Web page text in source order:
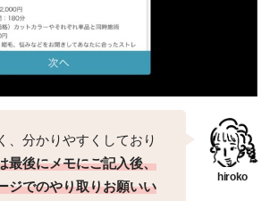
、分かりやすくしており
最後にメモにご記入後、
ジでのやり取りお願いい